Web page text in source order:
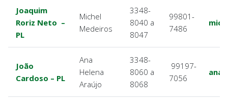
Joaquim
Roriz Neto –
PL
Michel
Medeiros
3348-
8040 a
8047
99801-
7486
João
Cardoso – PL
Ana
Helena
Araújo
3348-
8060 a
8068
99197-
7056